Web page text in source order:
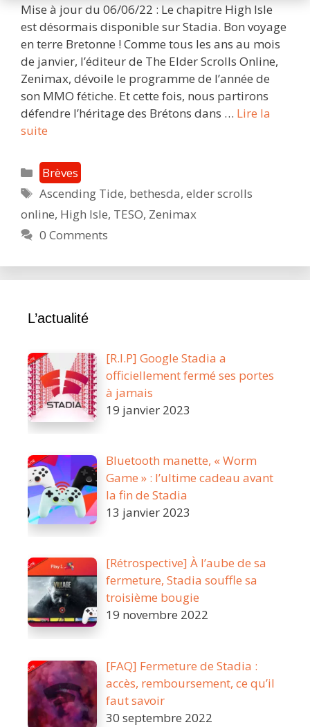
Mise à jour du 06/06/22 : Le chapitre High Isle
est désormais disponible sur Stadia. Bon voyage
en terre Bretonne ! Comme tous les ans au mois
de janvier, l’éditeur de The Elder Scrolls Online,
Zenimax, dévoile le programme de l’année de
son MMO fétiche. Et cette fois, nous partirons
défendre l’héritage des Brétons dans … Lire la
suite
jour]
The
Elder
Scrolls
Online
ses
cartes
le
juin
sur
Stadia
Catégories
Brèves
Étiquettes
Ascending Tide, bethesda,elder scrolls
online, High Isle, TESO, Zenimax
0 Comments
L’actualité
[R.I.P] Google Stadia a
officiellement fermé ses portes
à jamais
19 janvier 2023
Bluetooth manette, « Worm
Game » : l’ultime cadeau avant
la fin de Stadia
13 janvier 2023
[Rétrospective] À l’aube de sa
fermeture, Stadia souffle sa
troisième bougie
19 novembre 2022
[FAQ] Fermeture de Stadia :
accès, remboursement, ce qu’il
faut savoir
30 septembre 2022